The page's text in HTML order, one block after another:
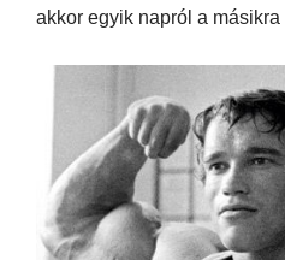
akkor egyik napról a